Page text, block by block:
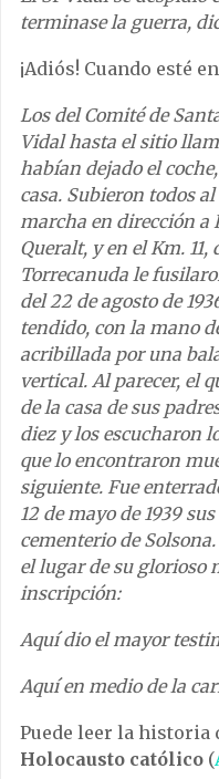
terminase la guerra,
¡Adiós! Cuando esté
Los del Comité de
Vidal hasta el sitio
habían dejado el
casa. Subieron todos
marcha en dirección a
Queralt, y en el Km. 11,
Torrecanuda le
del 22 de agosto de
tendido, con la mano
acribillada por una
vertical. Al parecer, el
de la casa de sus
diez y los escucharon
que lo encontraron
siguiente. Fue
12 de mayo de 1939
cementerio de
el lugar de su glorioso
inscripción:
Aquí dio el mayor
Aquí en medio de la
Puede leer la historia
Holocausto católico (